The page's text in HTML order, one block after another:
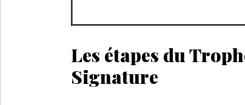
Les étapes du
Signature